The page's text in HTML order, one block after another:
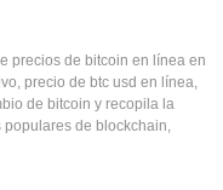
precios de bitcoin en línea en
precio de btc usd en línea,
de bitcoin y recopila la
populares de blockchain,